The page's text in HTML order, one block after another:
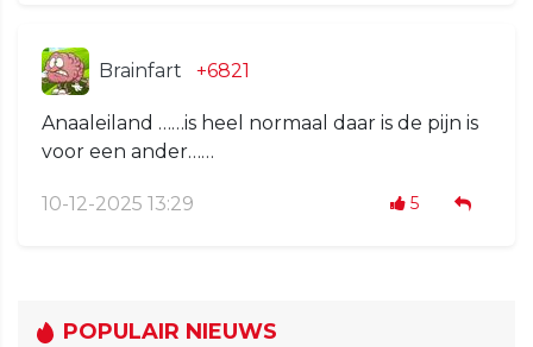
Brainfart +6821
Anaaleiland ……is heel normaal daar is de pijn is
voor een ander……
10-12-2025 13:29 5
POPULAIR NIEUWS